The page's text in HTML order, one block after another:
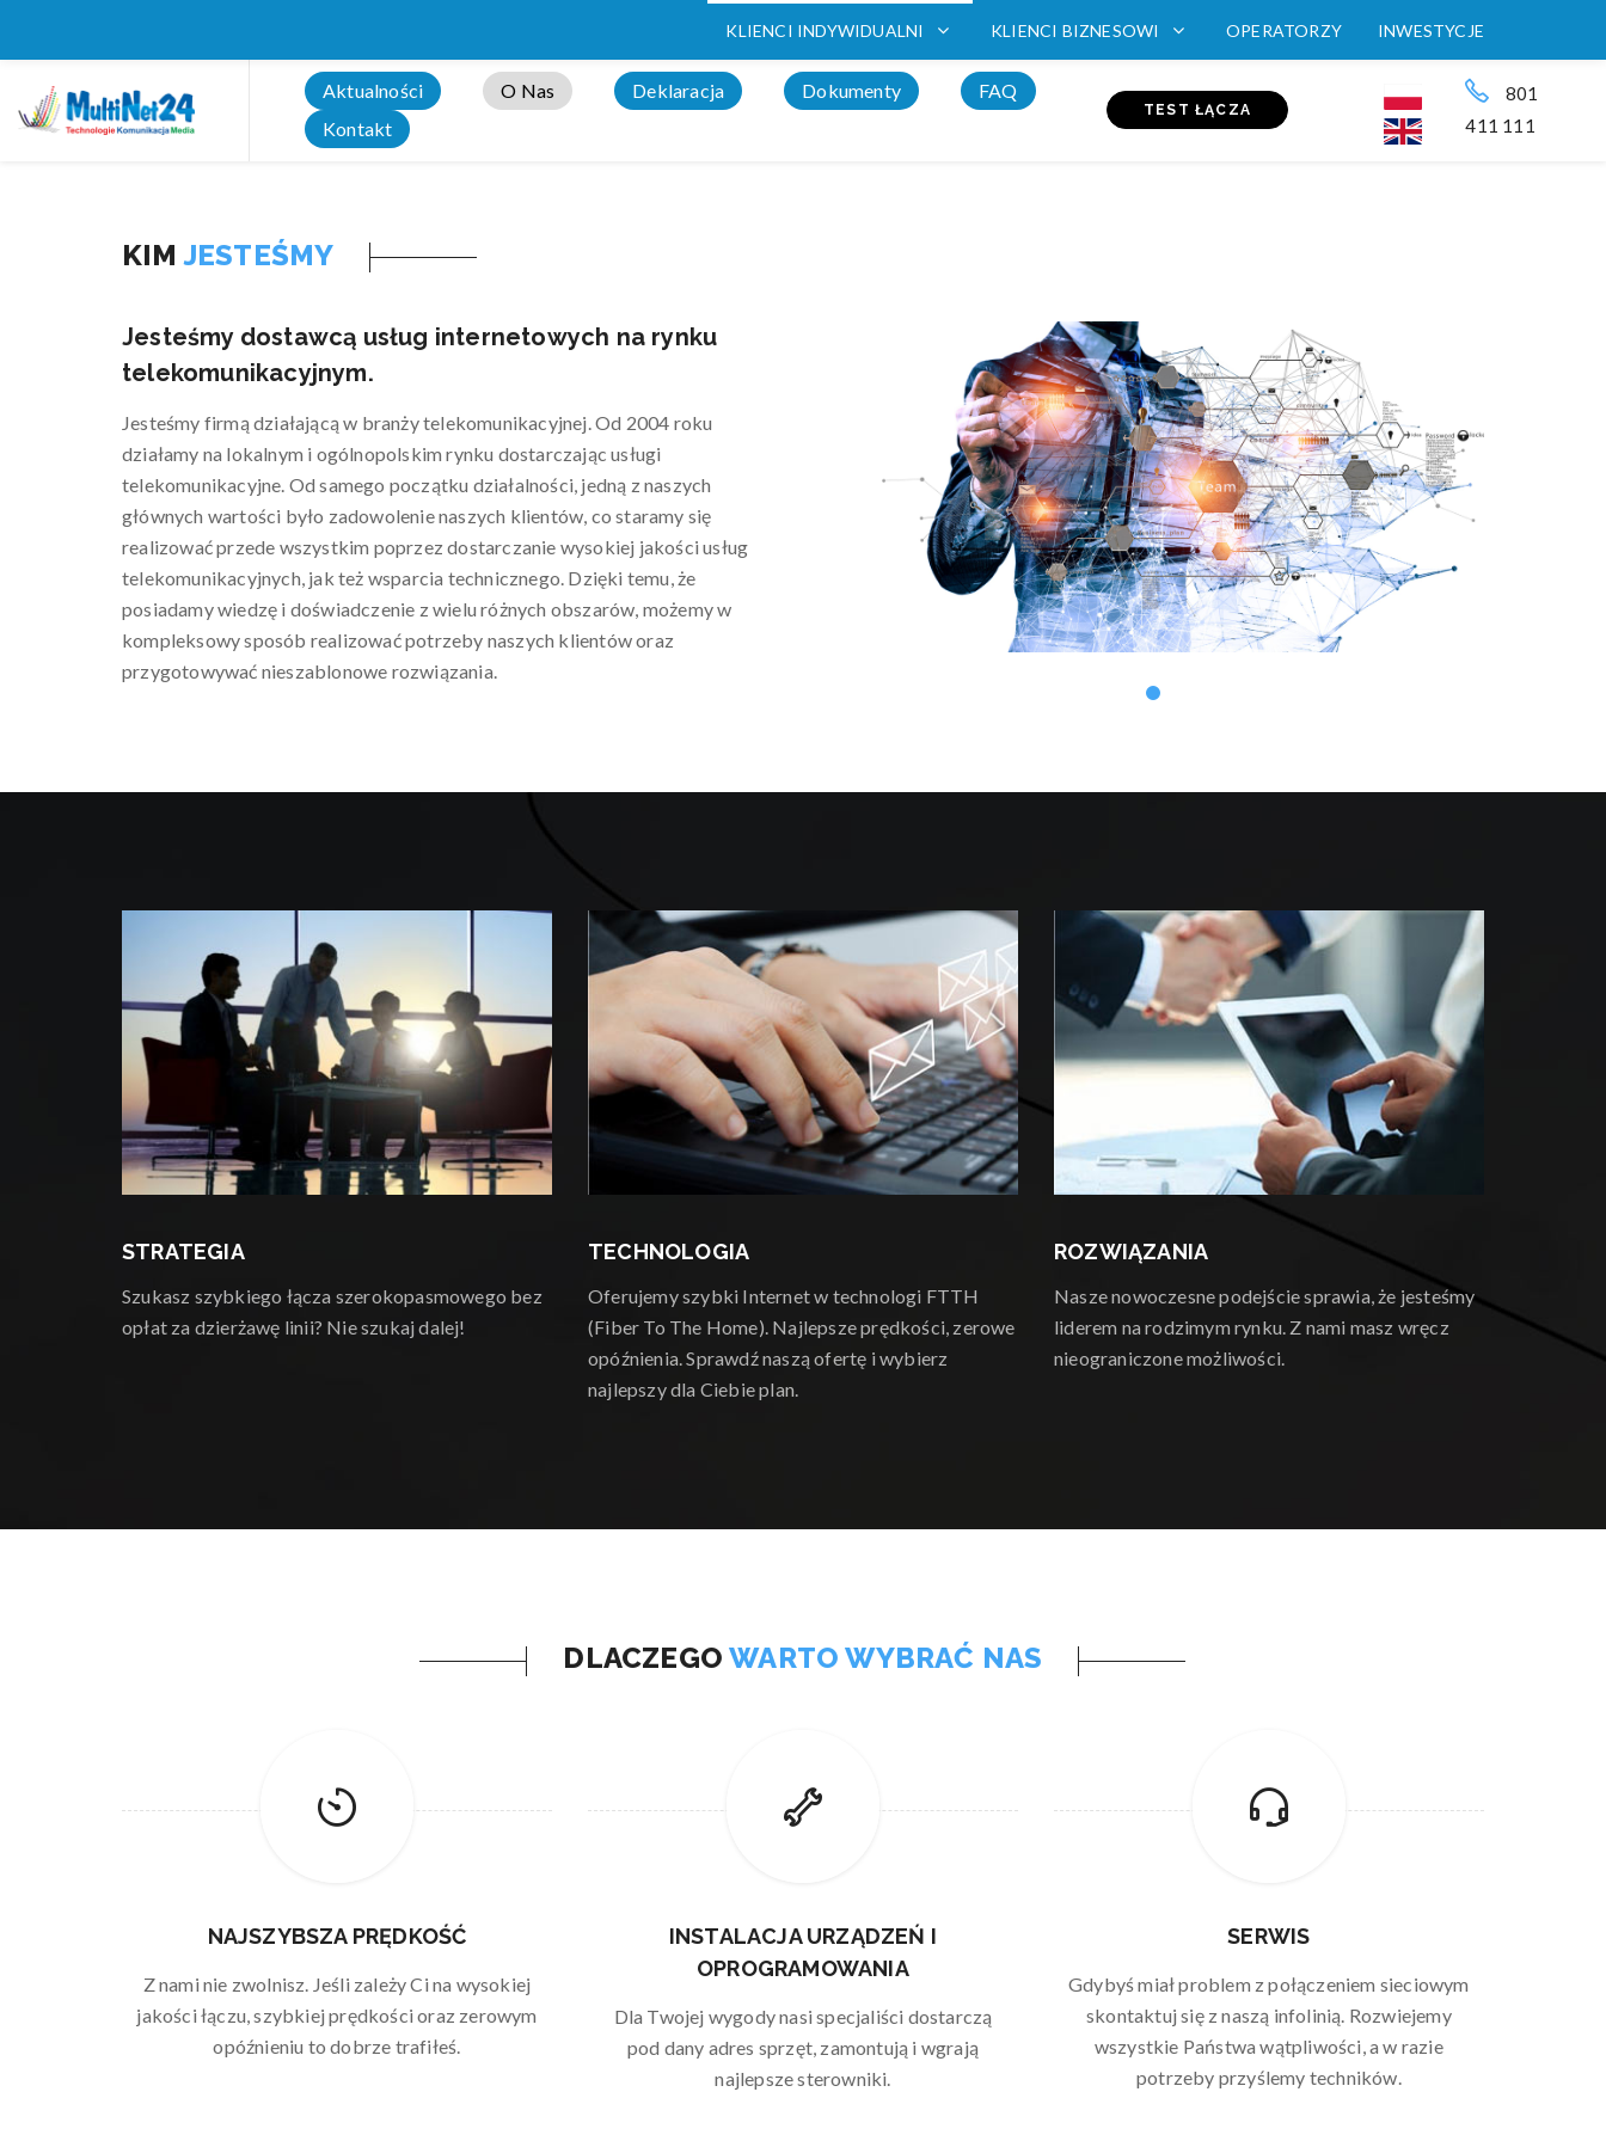
KLIENCI INDYWIDUALNI KLIENCI BIZNESOWI OPERATORZY INWESTYCJE
Aktualności O Nas Deklaracja Dokumenty
FAQ
Kontakt
TEST ŁĄCZA
801
411 111
KIM JESTEŚMY
Jesteśmy dostawcą usług internetowych na rynku
telekomunikacyjnym.
Jesteśmy firmą działającą w branży telekomunikacyjnej. Od 2004 roku
działamy na lokalnym i ogólnopolskim rynku dostarczając usługi
telekomunikacyjne. Od samego początku działalności, jedną z naszych
głównych wartości było zadowolenie naszych klientów, co staramy się
realizować przede wszystkim poprzez dostarczanie wysokiej jakości usług
telekomunikacyjnych, jak też wsparcia technicznego. Dzięki temu, że
posiadamy wiedzę i doświadczenie z wielu różnych obszarów, możemy w
kompleksowy sposób realizować potrzeby naszych klientów oraz
przygotowywać nieszablonowe rozwiązania.
STRATEGIA
Szukasz szybkiego łącza szerokopasmowego bez
opłat za dzierżawę linii? Nie szukaj dalej!
TECHNOLOGIA
Oferujemy szybki Internet w technologi FTTH
(Fiber To The Home). Najlepsze prędkości, zerowe
opóźnienia. Sprawdź naszą ofertę i wybierz
najlepszy dla Ciebie plan.
ROZWIĄZANIA
Nasze nowoczesne podejście sprawia, że jesteśmy
liderem na rodzimym rynku. Z nami masz wręcz
nieograniczone możliwości.
DLACZEGO WARTO WYBRAĆ NAS
NAJSZYBSZA PRĘDKOŚĆ
Z nami nie zwolnisz. Jeśli zależy Ci na wysokiej
jakości łączu, szybkiej prędkości oraz zerowym
opóźnieniu to dobrze trafiłeś.
INSTALACJA URZĄDZEŃ I
OPROGRAMOWANIA
Dla Twojej wygody nasi specjaliści dostarczą
pod dany adres sprzęt, zamontują i wgrają
najlepsze sterowniki.
SERWIS
Gdybyś miał problem z połączeniem sieciowym
skontaktuj się z naszą infolinią. Rozwiejemy
wszystkie Państwa wątpliwości, a w razie
potrzeby przyślemy techników.